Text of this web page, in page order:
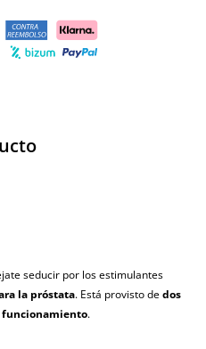
seducir por los estimulantes
la próstata. Está provisto dedos
funcionamiento.